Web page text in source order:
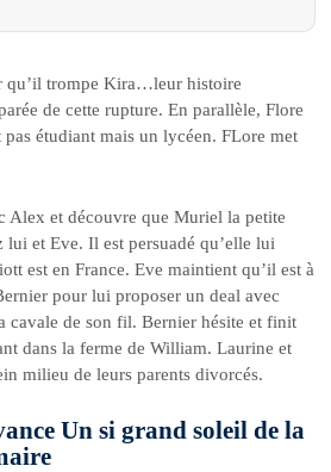
qu’il trompe Kira…leur histoire
de cette rupture. En parallèle, Flore
pas étudiant mais un lycéen. FLore met
Alex et découvre que Muriel la petite
lui et Eve. Il est persuadé qu’elle lui
est en France. Eve maintient qu’il est à
pour lui proposer un deal avec
cavale de son fil. Bernier hésite et finit
dans la ferme de William. Laurine et
milieu de leurs parents divorcés.
Un si grand soleil de la